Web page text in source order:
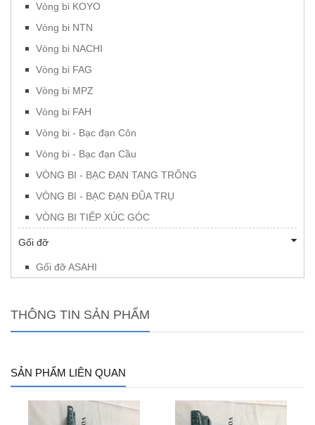
Vòng bi KOYO
Vòng bi NTN
Vòng bi NACHI
Vòng bi FAG
Vòng bi MPZ
Vòng bi FAH
Vòng bi - Bạc đạn Côn
Vòng bi - Bạc đạn Cầu
VÒNG BI - BẠC ĐẠN TANG TRỐNG
VÒNG BI - BẠC ĐẠN ĐŨA TRỤ
VÒNG BI TIẾP XÚC GÓC
Gối đỡ
Gối đỡ ASAHI
THÔNG TIN SẢN PHẨM
SẢN PHẨM LIÊN QUAN